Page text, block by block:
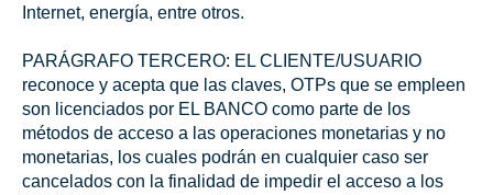
Internet, energía, entre otros.
PARÁGRAFO TERCERO: EL CLIENTE/USUARIO
reconoce y acepta que las claves, OTPs que se empleen
son licenciados por EL BANCO como parte de los
métodos de acceso a las operaciones monetarias y no
monetarias, los cuales podrán en cualquier caso ser
cancelados con la finalidad de impedir el acceso a los